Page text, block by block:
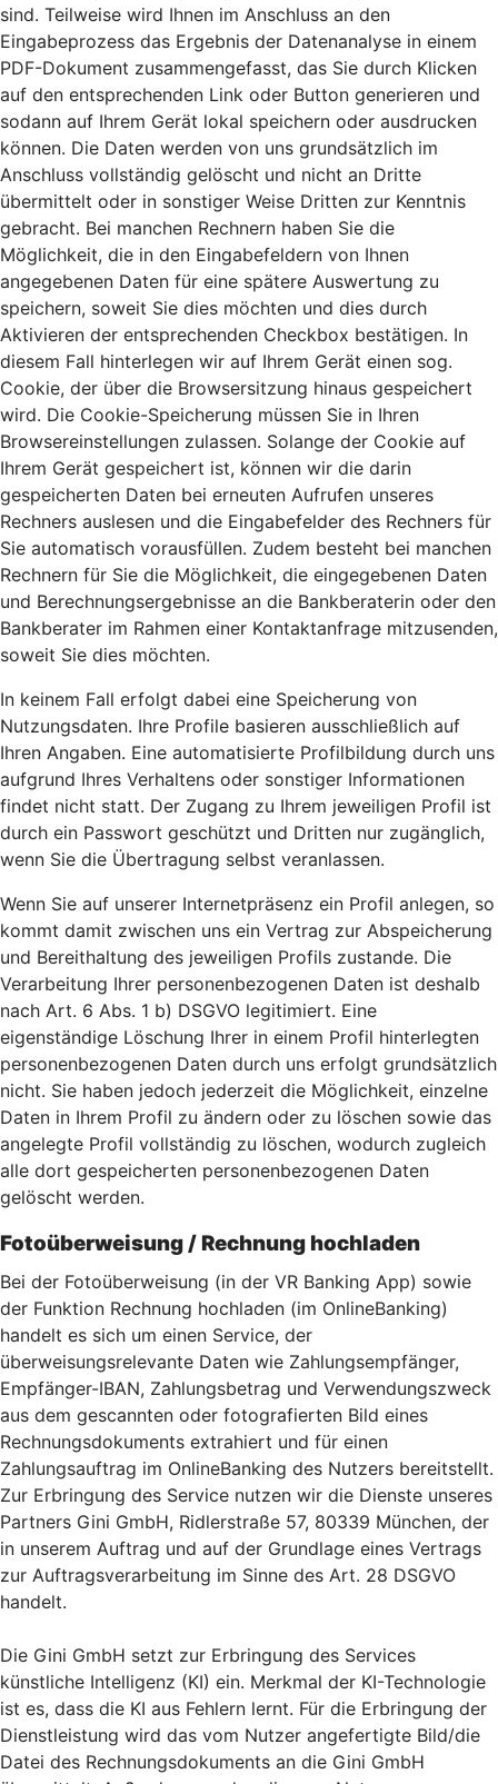
sind. Teilweise wird Ihnen im Anschluss an den
Eingabeprozess das Ergebnis der Datenanalyse in einem
PDF-Dokument zusammengefasst, das Sie durch Klicken
auf den entsprechenden Link oder Button generieren und
sodann auf Ihrem Gerät lokal speichern oder ausdrucken
können. Die Daten werden von uns grundsätzlich im
Anschluss vollständig gelöscht und nicht an Dritte
übermittelt oder in sonstiger Weise Dritten zur Kenntnis
gebracht. Bei manchen Rechnern haben Sie die
Möglichkeit, die in den Eingabefeldern von Ihnen
angegebenen Daten für eine spätere Auswertung zu
speichern, soweit Sie dies möchten und dies durch
Aktivieren der entsprechenden Checkbox bestätigen. In
diesem Fall hinterlegen wir auf Ihrem Gerät einen sog.
Cookie, der über die Browsersitzung hinaus gespeichert
wird. Die Cookie-Speicherung müssen Sie in Ihren
Browsereinstellungen zulassen. Solange der Cookie auf
Ihrem Gerät gespeichert ist, können wir die darin
gespeicherten Daten bei erneuten Aufrufen unseres
Rechners auslesen und die Eingabefelder des Rechners für
Sie automatisch vorausfüllen. Zudem besteht bei manchen
Rechnern für Sie die Möglichkeit, die eingegebenen Daten
und Berechnungsergebnisse an die Bankberaterin oder den
Bankberater im Rahmen einer Kontaktanfrage mitzusenden,
soweit Sie dies möchten.
In keinem Fall erfolgt dabei eine Speicherung von
Nutzungsdaten. Ihre Profile basieren ausschließlich auf
Ihren Angaben. Eine automatisierte Profilbildung durch uns
aufgrund Ihres Verhaltens oder sonstiger Informationen
findet nicht statt. Der Zugang zu Ihrem jeweiligen Profil ist
durch ein Passwort geschützt und Dritten nur zugänglich,
wenn Sie die Übertragung selbst veranlassen.
Wenn Sie auf unserer Internetpräsenz ein Profil anlegen, so
kommt damit zwischen uns ein Vertrag zur Abspeicherung
und Bereithaltung des jeweiligen Profils zustande. Die
Verarbeitung Ihrer personenbezogenen Daten ist deshalb
nach Art. 6 Abs. 1 b) DSGVO legitimiert. Eine
eigenständige Löschung Ihrer in einem Profil hinterlegten
personenbezogenen Daten durch uns erfolgt grundsätzlich
nicht. Sie haben jedoch jederzeit die Möglichkeit, einzelne
Daten in Ihrem Profil zu ändern oder zu löschen sowie das
angelegte Profil vollständig zu löschen, wodurch zugleich
alle dort gespeicherten personenbezogenen Daten
gelöscht werden.
Fotoüberweisung / Rechnung hochladen
Bei der Fotoüberweisung (in der VR Banking App) sowie
der Funktion Rechnung hochladen (im OnlineBanking)
handelt es sich um einen Service, der
überweisungsrelevante Daten wie Zahlungsempfänger,
Empfänger-IBAN, Zahlungsbetrag und Verwendungszweck
aus dem gescannten oder fotografierten Bild eines
Rechnungsdokuments extrahiert und für einen
Zahlungsauftrag im OnlineBanking des Nutzers bereitstellt.
Zur Erbringung des Service nutzen wir die Dienste unseres
Partners Gini GmbH, Ridlerstraße 57, 80339 München, der
in unserem Auftrag und auf der Grundlage eines Vertrags
zur Auftragsverarbeitung im Sinne des Art. 28 DSGVO
handelt.
Die Gini GmbH setzt zur Erbringung des Services
künstliche Intelligenz (KI) ein. Merkmal der KI-Technologie
ist es, dass die KI aus Fehlern lernt. Für die Erbringung der
Dienstleistung wird das vom Nutzer angefertigte Bild/die
Datei des Rechnungsdokuments an die Gini GmbH